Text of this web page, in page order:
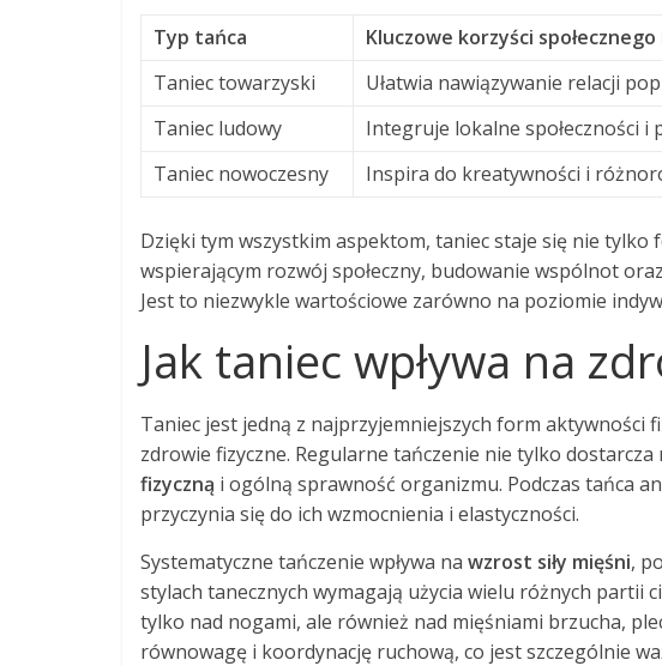
Typ tańca
Kluczowe korzyści
Taniec towarzyski
Ułatwia nawiązywanie relacji
Taniec ludowy
Integruje lokalne społeczności
Taniec nowoczesny
Inspira do kreatywności i
Dzięki tym wszystkim aspektom, taniec staje się nie tylko
wspierającym rozwój społeczny, budowanie wspólnot
Jest to niezwykle wartościowe zarówno na poziomie
Jak taniec wpływa na
Taniec jest jedną z najprzyjemniejszych form aktywności
zdrowie fizyczne. Regularne tańczenie nie tylko dostarcza
fizyczną i ogólną sprawność organizmu. Podczas tańca
przyczynia się do ich wzmocnienia i elastyczności.
Systematyczne tańczenie wpływa na wzrost siły mięśni,
stylach tanecznych wymagają użycia wielu różnych partii
tylko nad nogami, ale również nad mięśniami brzucha,
równowagę i koordynację ruchową, co jest szczególnie